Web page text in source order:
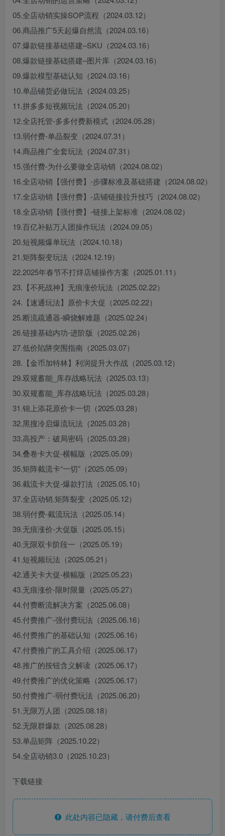
05.全店动销实操SOP流程（2024.03.12）
06.商品推广5天起爆自然流（2024.03.16）
07.爆款链接基础搭建–SKU（2024.03.16）
08.爆款链接基础搭建–图片库（2024.03.16）
09.爆款模型基础认知（2024.03.16）
10.单品铺货必做玩法（2024.03.25）
11.拼多多短视频玩法（2024.05.20）
12.全店托管-多多付费新模式（2024.05.28）
13.弱付费-单品裂变（2024.07.31）
14.商品推广全套玩法（2024.07.31）
15.强付费-为什么要做全店动销（2024.08.02）
16.全店动销【强付费】-步骤标准及基础搭建（2024.08.02）
17.全店动销【强付费】-店铺链接拉升技巧（2024.08.02）
18.全店动销【强付费】-链接上架标准（2024.08.02）
19.百亿补贴万人团操作玩法（2024.09.05）
20.短视频爆单玩法（2024.10.18）
21.矩阵裂变玩法（2024.12.19）
22.2025年春节不打烊店铺操作方案（2025.01.11）
23.【不死战神】无痕涨价玩法（2025.02.22）
24.【速通玩法】原价卡大促（2025.02.22）
25.断流疏通器-瞬烧解难题（2025.02.24）
26.链接基础内功-进阶版（2025.02.26）
27.低价陷阱突围指南（2025.03.07）
28.【金币加特林】利润提升大作战（2025.03.12）
29.双规蓄能_库存战略玩法（2025.03.13）
30.双规蓄能_库存战略玩法（2025.03.28）
31.锦上添花原价卡一切（2025.03.28）
32.黑搜冷启爆流玩法（2025.03.28）
33.高投产：破局密码（2025.03.28）
34.叠卷卡大促-横幅版（2025.05.09）
35.矩阵截流卡“一切”（2025.05.09）
36.截流卡大促-爆款打法（2025.05.10）
37.全店动销.矩阵裂变（2025.05.12）
38.弱付费-截流玩法（2025.05.14）
39.无痕涨价-大促版（2025.05.15）
40.无限双卡阶段一（2025.05.19）
41.短视频玩法（2025.05.21）
42.通关卡大促-横幅版（2025.05.23）
43.无痕涨价-限时限量（2025.05.27）
44.付费断流解决方案（2025.06.08）
45.付费推广-强付费玩法（2025.06.16）
46.付费推广的基础认知（2025.06.16）
47.付费推广的工具介绍（2025.06.17）
48.推广的按钮含义解读（2025.06.17）
49.付费推广的优化策略（2025.06.17）
50.付费推广-弱付费玩法（2025.06.20）
51.无限万人团（2025.08.18）
52.无限群爆款（2025.08.28）
53.单品矩阵（2025.10.22）
54.全店动销3.0（2025.10.23）
下载链接
此处内容已隐藏，请付费后查看